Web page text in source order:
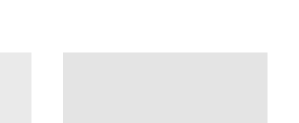
Маска ALCHEMY 13/M